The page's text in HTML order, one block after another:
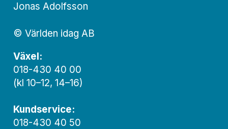
Jonas Adolfsson
© Världen idag AB
Växel:
018-430 40 00
(kl 10–12, 14–16)
Kundservice:
018-430 40 50